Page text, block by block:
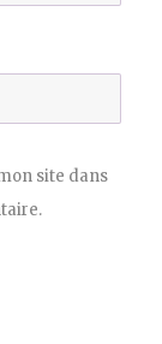
site dans